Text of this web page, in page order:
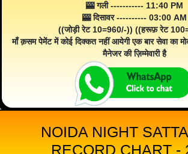
🎰 गली ----------- 11:40 PM
🎰 दिसावर ---------- 03:00 AM
((जोड़ी रेट 10=960/-)) ((हरूफ़ रेट
माँ क़सम पेमेंट में कोई दिक्कत नहीं आयेगी एक बार सेवा का
मैनेजर की ज़िम्मेवारी है
NOIDA NIGHT
RECORD CHART -